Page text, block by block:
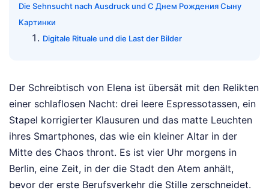
Die Sehnsucht nach Ausdruck und С Днем Рождения Сыну
Картинки
Digitale Rituale und die Last der Bilder
Der Schreibtisch von Elena ist übersät mit den Relikten
einer schlaflosen Nacht: drei leere Espressotassen, ein
Stapel korrigierter Klausuren und das matte Leuchten
ihres Smartphones, das wie ein kleiner Altar in der
Mitte des Chaos thront. Es ist vier Uhr morgens in
Berlin, eine Zeit, in der die Stadt den Atem anhält,
bevor der erste Berufsverkehr die Stille zerschneidet.